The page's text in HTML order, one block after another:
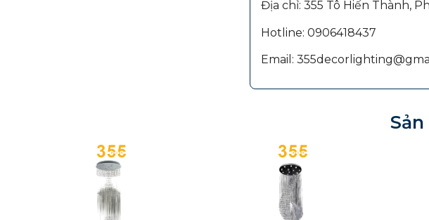
Địa chỉ: 355 Tô Hiến Thành,
Hotline: 0906418437
Email: